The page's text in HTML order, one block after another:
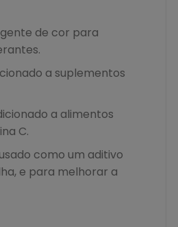
de cor para
a suplementos
a alimentos
C.
como um aditivo
e para melhorar a